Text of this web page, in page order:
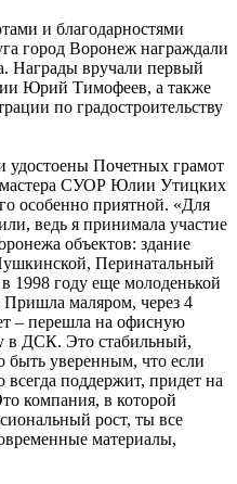
и благодарностями
город Воронеж награждали
Награды вручали первый
Юрий Тимофеев, а также
по градостроительству
удостоены Почетных грамот
мастера СУОР Юлии Утицких
особенно приятной. «Для
ведь я принимала участие
объектов: здание
Перинатальный
1998 году еще молоденькой
Пришла маляром, через 4
– перешла на офисную
в ДСК. Это стабильный,
уверенным, что если
всегда поддержит, придет на
компания, в которой
рост, ты все
материалы,